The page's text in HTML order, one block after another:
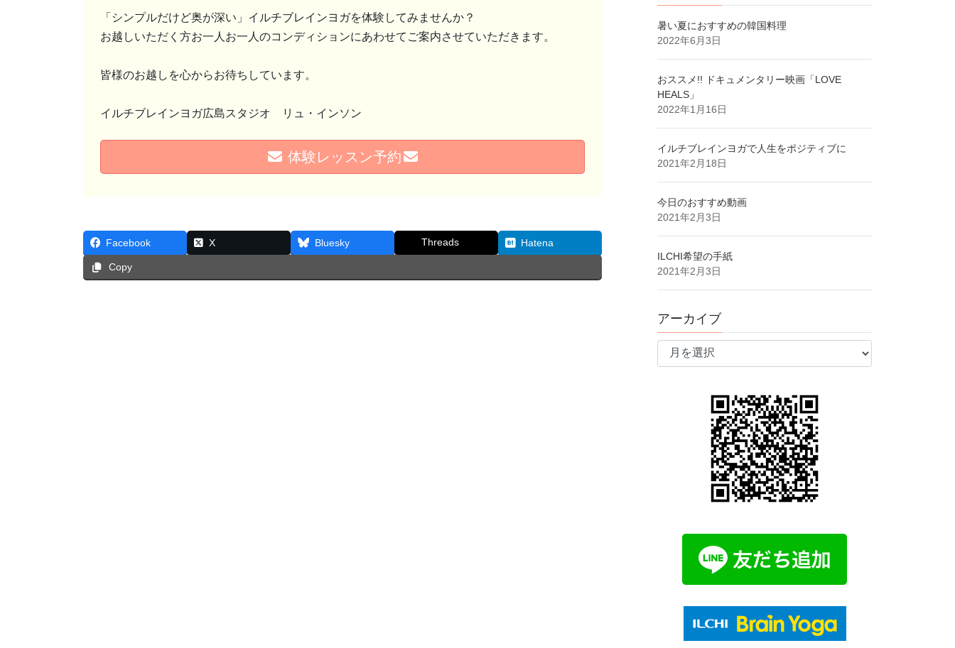
「シンプルだけど奥が深い」イルチブレインヨガを体験してみませんか？
お越しいただく方お一人お一人のコンディションにあわせてご案内させていただきます。
皆様のお越しを心からお待ちしています。
イルチブレインヨガ広島スタジオ リュ・インソン
体験レッスン予約
Facebook X Bluesky Threads Hatena
Copy
暑い夏におすすめの韓国料理
2022年6月3日
おススメ!! ドキュメンタリー映画「LOVE
HEALS」
2022年1月16日
イルチブレインヨガで人生をポジティブに
2021年2月18日
今日のおすすめ動画
2021年2月3日
ILCHI希望の手紙
2021年2月3日
アーカイブ
ア